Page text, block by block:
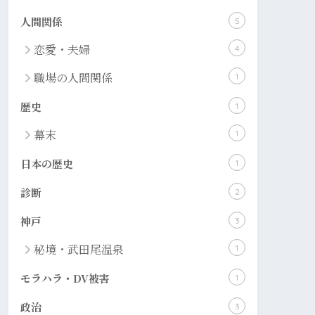
人間関係 5
恋愛・夫婦 4
職場の人間関係 1
歴史 1
幕末 1
日本の歴史 1
診断 2
神戸 3
秘境・武田尾温泉 1
モラハラ・DV被害 1
政治 3